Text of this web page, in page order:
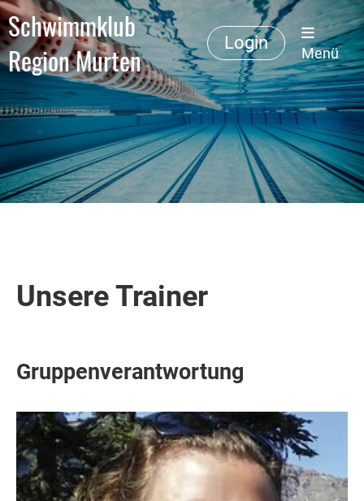
Schwimmklub
Region Murten
Login
Menü
Unsere Trainer
Gruppenverantwortung